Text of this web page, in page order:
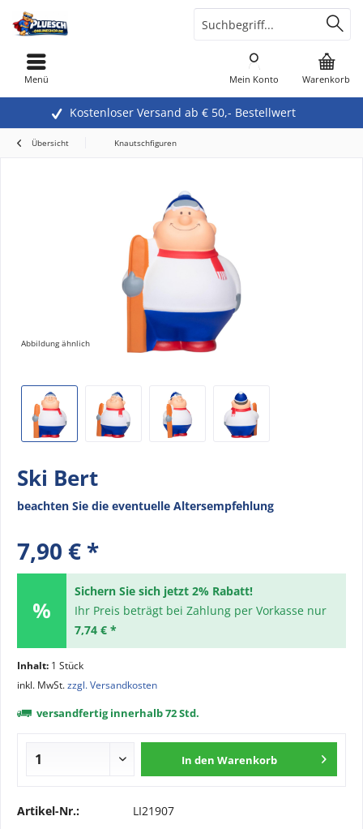
Kostenloser Versand ab € 50,- Bestellwert
Warenkorb
Mein Konto
Menü
Übersicht Knautschfiguren
Abbildung ähnlich
Ski Bert
beachten Sie die eventuelle Altersempfehlung
7,90 € *
Sichern Sie sich jetzt 2% Rabatt!
Ihr Preis beträgt bei Zahlung per Vorkasse nur
7,74 € *
Inhalt: 1 Stück
inkl. MwSt.zzgl. Versandkosten
versandfertig innerhalb 72 Std.
In den Warenkorb
Artikel-Nr.: LI21907